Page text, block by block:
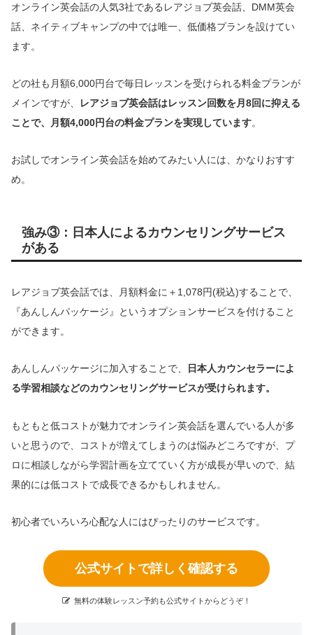
オンライン英会話の人気3社であるレアジョブ英会話、DMM英会
話、ネイティブキャンプの中では唯一、低価格プランを設けてい
ます。
どの社も月額6,000円台で毎日レッスンを受けられる料金プランが
メインですが、
レアジョブ英会話はレッスン回数を月8回に抑える
ことで、月額4,000円台の料金プランを実現しています。
お試しでオンライン英会話を始めてみたい人には、かなりおすす
め。
強み③：日本人によるカウンセリングサービス
がある
レアジョブ英会話では、月額料金に＋1,078円(税込)することで、
『あんしんパッケージ』というオプションサービスを付けること
ができます。
あんしんパッケージに加入することで、
日本人カウンセラーによ
る学習相談などのカウンセリングサービスが受けられます。
もともと低コストが魅力でオンライン英会話を選んでいる人が多
いと思うので、コストが増えてしまうのは悩みどころですが、プ
ロに相談しながら学習計画を立てていく方が成長が早いので、結
果的には低コストで成長できるかもしれません。
初心者でいろいろ心配な人にはぴったりのサービスです。
公式サイトで詳しく確認する
無料の体験レッスン予約も公式サイトからどうぞ！